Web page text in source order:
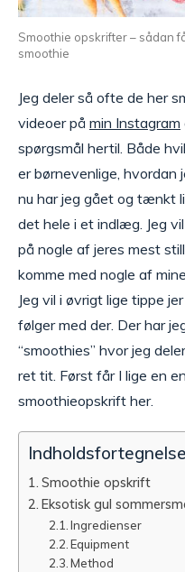
Smoothie opskrifter – sådan
smoothie
Jeg deler så ofte de her
videoer på min Instagram
spørgsmål hertil. Både
er børnevenlige, hvordan
nu har jeg gået og tænkt
det hele i et indlæg. Jeg
på nogle af jeres mest
komme med nogle af
Jeg vil i øvrigt lige tippe
følger med der. Der har
“smoothies” hvor jeg
ret tit. Først får I lige en
smoothieopskrift her.
Indholdsfortegnelse
Smoothie opskrift
Eksotisk gul
Ingredienser
Equipment
Method